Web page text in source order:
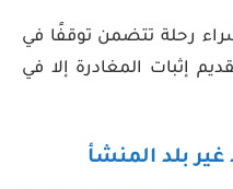
رحلة تتضمن توقفًا في
إثبات المغادرة إلا في
بلد المنشأ